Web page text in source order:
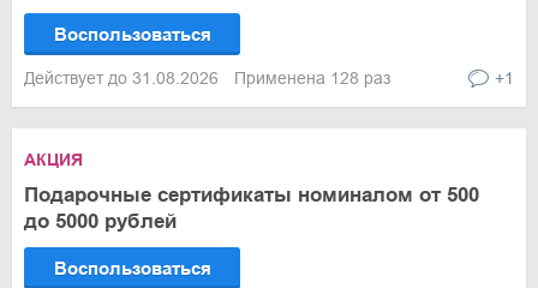
Воспользоваться
Действует до 31.08.2026 Применена 128 раз +1
АКЦИЯ
Подарочные сертификаты номиналом от 500
до 5000 рублей
Воспользоваться